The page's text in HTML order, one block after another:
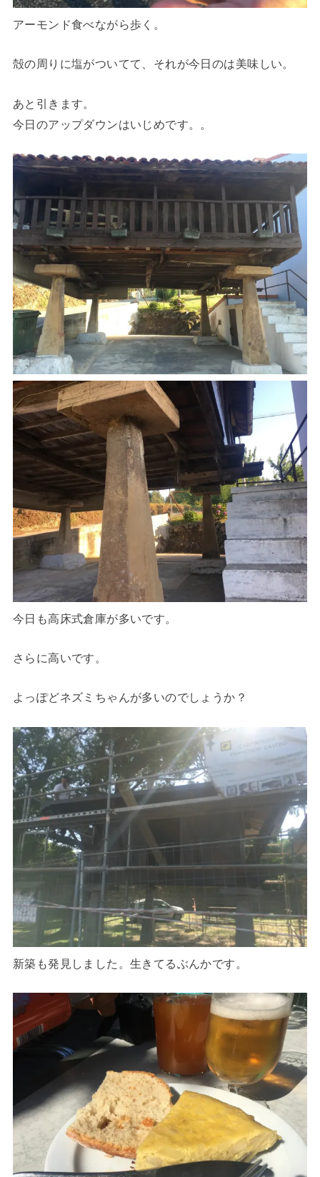
アーモンド食べながら歩く。
殻の周りに塩がついてて、それが今日のは美味しい。
あと引きます。
今日のアップダウンはいじめです。。
今日も高床式倉庫が多いです。
さらに高いです。
よっぽどネズミちゃんが多いのでしょうか？
新築も発見しました。生きてるぶんかです。